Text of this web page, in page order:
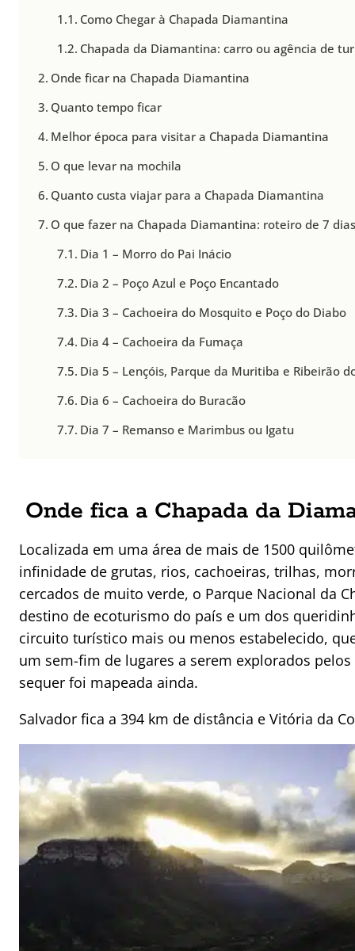
Como Chegar à Chapada Diamantina
Chapada da Diamantina: carro ou agência de
Onde ficar na Chapada Diamantina
Quanto tempo ficar
Melhor época para visitar a Chapada Diamantina
O que levar na mochila
Quanto custa viajar para a Chapada Diamantina
O que fazer na Chapada Diamantina: roteiro de 7
Dia 1 – Morro do Pai Inácio
Dia 2 – Poço Azul e Poço Encantado
Dia 3 – Cachoeira do Mosquito e Poço do Diabo
Dia 4 – Cachoeira da Fumaça
Dia 5 – Lençóis, Parque da Muritiba e Ribeirão
Dia 6 – Cachoeira do Buracão
Dia 7 – Remanso e Marimbus ou Igatu
Onde fica a Chapada da
Localizada em uma área de mais de 1500
infinidade de grutas, rios, cachoeiras, trilhas,
cercados de muito verde, o Parque Nacional da
destino de ecoturismo do país e um dos
circuito turístico mais ou menos estabelecido,
um sem-fim de lugares a serem explorados
sequer foi mapeada ainda.
Salvador fica a 394 km de distância e Vitória da